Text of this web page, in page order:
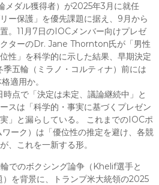
メダル獲得者）が2025年3月に就任
ー保護」を優先課題に据え、9月から
。11月7日のIOCメンバー向けプレゼ
ターのDr. Jane Thornton氏が「男性
性」を科学的に示した結果、早期決定
五輪（ミラノ・コルティナ）前には
適用か。
時点で「決定は未定、議論継続中」と
スは「科学的・事実に基づくプレゼン
」と漏らしている。 これまでのIOCポ
ーク）は「優位性の推定を避け、各競
、これを一新する形。
でのボクシング論争（Khelif選手と
を背景に、トランプ米大統領の2025